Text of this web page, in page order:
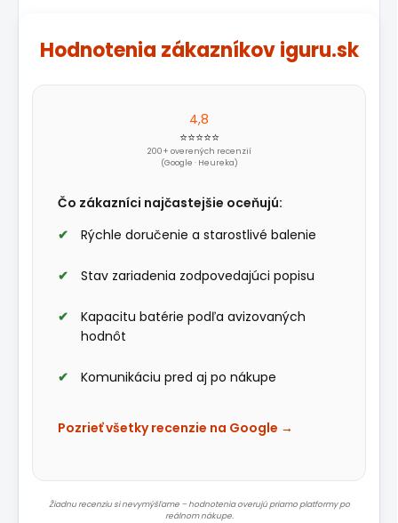
Hodnotenia zákazníkov iguru.sk
4,8
⭐⭐⭐⭐⭐
200+ overených recenzií
(Google · Heureka)
Čo zákazníci najčastejšie oceňujú:
Rýchle doručenie a starostlivé balenie
Stav zariadenia zodpovedajúci popisu
Kapacitu batérie podľa avizovaných
hodnôt
Komunikáciu pred aj po nákupe
Pozrieť všetky recenzie na Google →
Žiadnu recenziu si nevymýšľame – hodnotenia overujú priamo platformy po
reálnom nákupe.